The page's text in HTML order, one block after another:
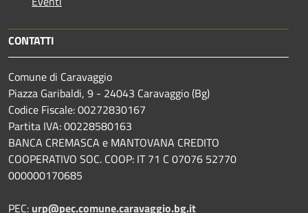
CONTATTI
Comune di Caravaggio
Piazza Garibaldi, 9 - 24043 Caravaggio (Bg)
Codice Fiscale: 00272830167
Partita IVA: 00228580163
BANCA CREMASCA e MANTOVANA CREDITO
COOPERATIVO SOC. COOP: IT 71 C 07076 52770
000000170685
PEC: urp@pec.comune.caravaggio.bg.it